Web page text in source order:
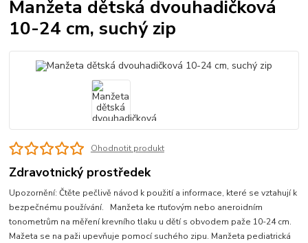
Manžeta dětská dvouhadičková
10-24 cm, suchý zip
Ohodnotit produkt
Zdravotnický prostředek
Upozornění: Čtěte pečlivě návod k použití a informace, které se vztahují k
bezpečnému používání. Manžeta ke rtuťovým nebo aneroidním
tonometrům na měření krevního tlaku u dětí s obvodem paže 10-24 cm.
Mažeta se na paži upevňuje pomocí suchého zipu. Manžeta pediatrická